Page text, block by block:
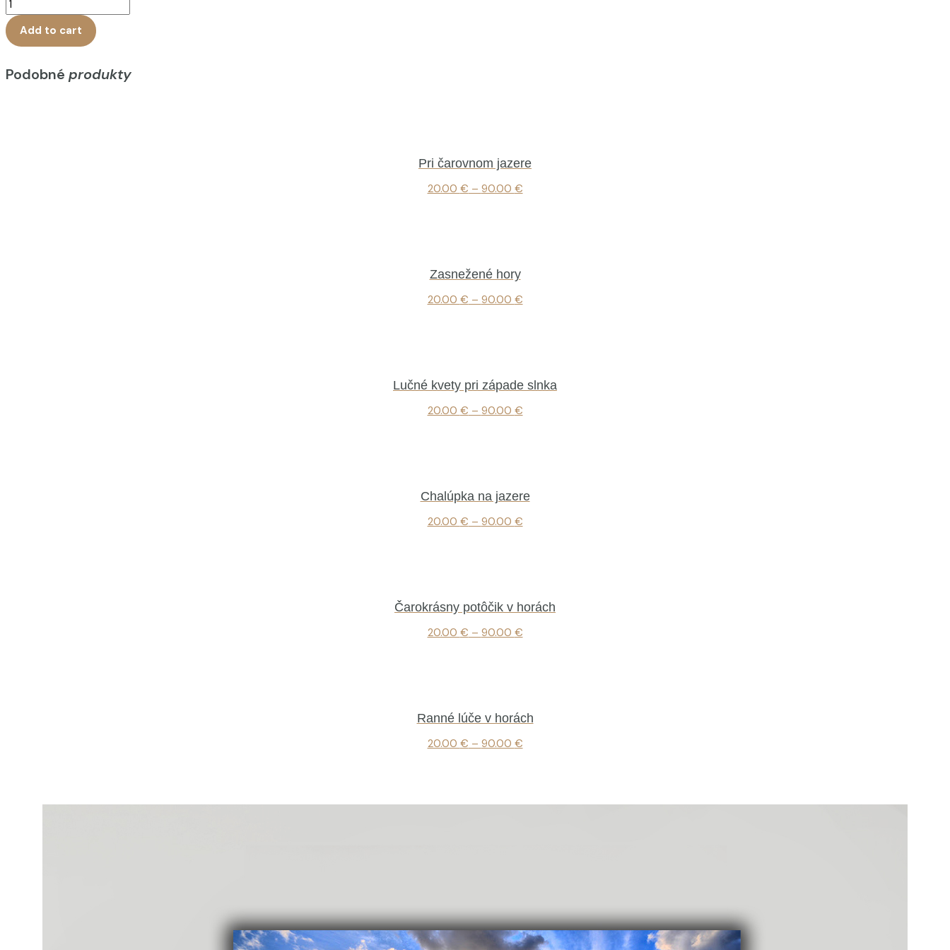
Add to cart
Podobné produkty
Pri čarovnom jazere
20.00 € – 90.00 €
Zasnežené hory
20.00 € – 90.00 €
Lučné kvety pri západe slnka
20.00 € – 90.00 €
Chalúpka na jazere
20.00 € – 90.00 €
Čarokrásny potôčik v horách
20.00 € – 90.00 €
Ranné lúče v horách
20.00 € – 90.00 €